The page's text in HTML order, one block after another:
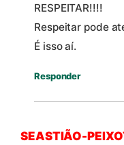
RESPEITAR!!!!
Respeitar pode
É isso aí.
Responder
SEASTIÃO-